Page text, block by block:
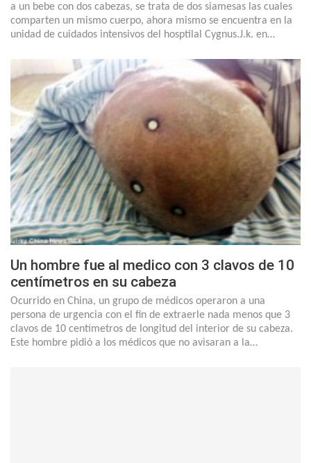
a un bebe con dos cabezas, se trata de dos siamesas las cuales
comparten un mismo cuerpo, ahora mismo se encuentra en la
unidad de cuidados intensivos del hosptilal Cygnus.J.k. en…
Un hombre fue al medico con 3 clavos de 10
centímetros en su cabeza
Ocurrido en China, un grupo de médicos operaron a una
persona de urgencia con el fin de extraerle nada menos que 3
clavos de 10 centímetros de longitud del interior de su cabeza.
Este hombre pidió a los médicos que no avisaran a la…